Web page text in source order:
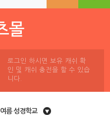
로그인 하시면 보유 캐쉬 확
인 및 캐쉬 충전을 할 수 있습
니다.
여름 성경학교